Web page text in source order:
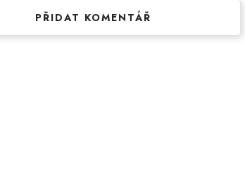
PŘIDAT KOMENTÁŘ